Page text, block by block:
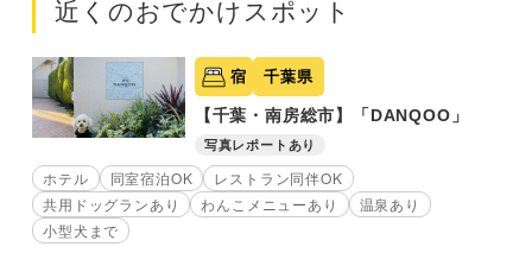
近くのおでかけスポット
宿 千葉県
【千葉・南房総市】「DANQOO」
写真レポートあり
ホテル 同室宿泊OK
レストラン同伴OK
共用ドッグランあり
わんこメニューあり
温泉あり
小型犬まで